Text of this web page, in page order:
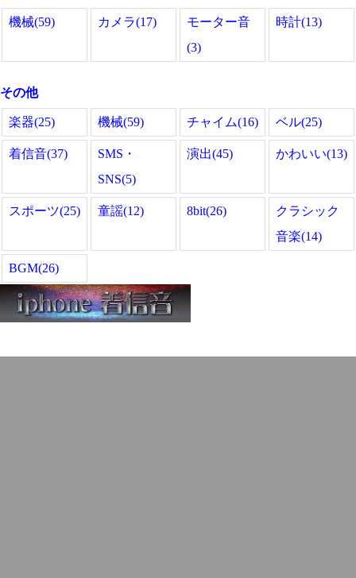
機械(59) カメラ(17)
モーター音
(3)
時計(13)
その他
楽器(25) 機械(59) チャイム(16) ベル(25)
着信音(37)
SMS・
SNS(5)
演出(45) かわいい(13)
スポーツ(25) 童謡(12) 8bit(26)
クラシック
音楽(14)
BGM(26)